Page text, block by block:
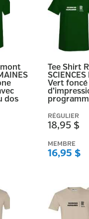
dos
Tee Shirt
Vert foncé
RÉGULIER
18,95 $
MEMBRE
16,95 $